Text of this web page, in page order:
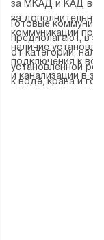
за МКАД и КАД
за
коммуникации
наличие
подключения к
и канализации в
от категории
Готовые
предполагают, в
от категории,
установленной
к воде, крана и